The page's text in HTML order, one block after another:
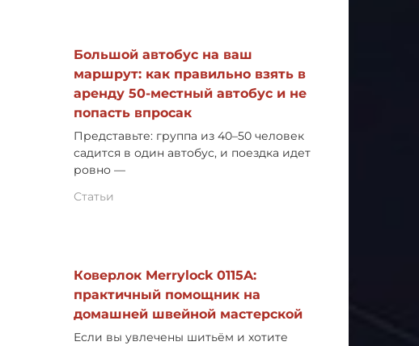
Большой автобус на ваш
маршрут: как правильно взять в
аренду 50-местный автобус и не
попасть впросак
Представьте: группа из 40–50 человек
садится в один автобус, и поездка идет
ровно —
Статьи
Коверлок Merrylock 0115A:
практичный помощник на
домашней швейной мастерской
Если вы увлечены шитьём и хотите